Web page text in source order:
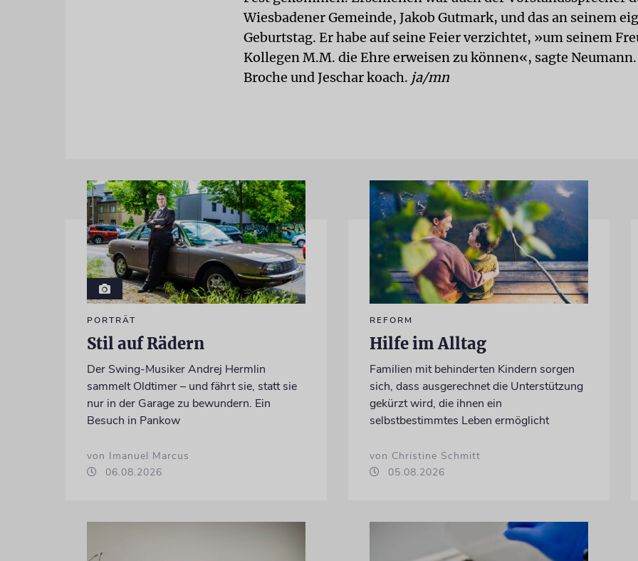
Wiesbadener Gemeinde, Jakob Gutmark, und das an seinem
Geburtstag. Er habe auf seine Feier verzichtet, »um seinem
Kollegen M.M. die Ehre erweisen zu können«, sagte
Broche und Jeschar koach. ja/mn
PORTRÄT
Stil auf Rädern
Der Swing-Musiker Andrej Hermlin
sammelt Oldtimer – und fährt sie, statt sie
nur in der Garage zu bewundern. Ein
Besuch in Pankow
von Imanuel Marcus
06.08.2026
REFORM
Hilfe im Alltag
Familien mit behinderten Kindern sorgen
sich, dass ausgerechnet die Unterstützung
gekürzt wird, die ihnen ein
selbstbestimmtes Leben ermöglicht
von Christine Schmitt
05.08.2026